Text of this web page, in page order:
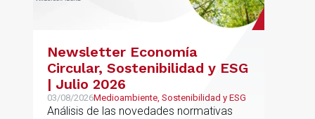
Newsletter Economía
Circular, Sostenibilidad y ESG
| Julio 2026
03/08/2026Medioambiente, Sostenibilidad y ESG
Análisis de las novedades normativas